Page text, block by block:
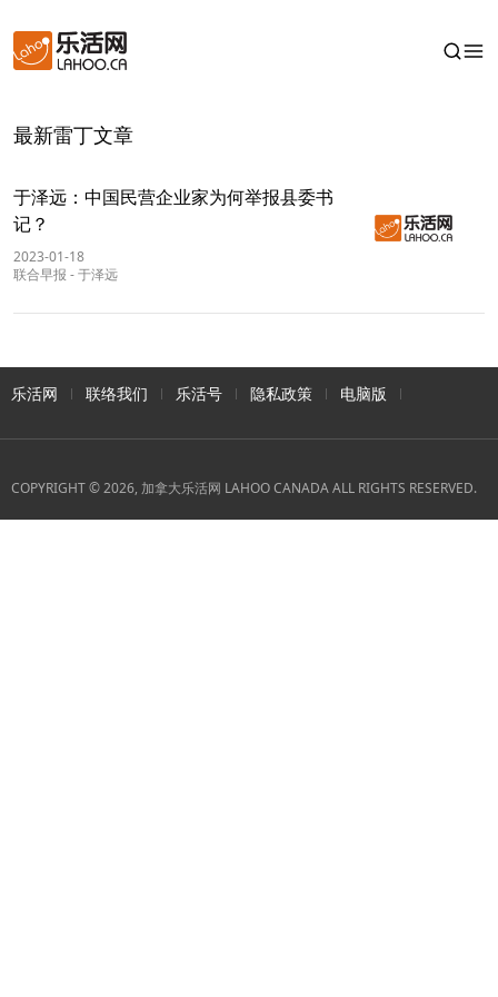
最新雷丁文章
于泽远：中国民营企业家为何举报县委书
记？
2023-01-18
联合早报 -于泽远
乐活网 联络我们 乐活号 隐私政策 电脑版
COPYRIGHT © 2026, 加拿大乐活网 LAHOO CANADA ALL RIGHTS RESERVED.